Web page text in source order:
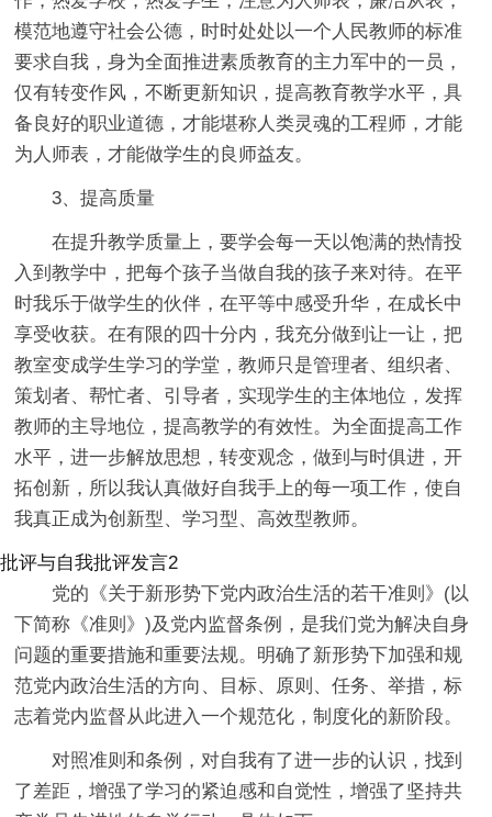
模范地遵守社会公德，时时处处以一个人民教师的标准
要求自我，身为全面推进素质教育的主力军中的一员，
仅有转变作风，不断更新知识，提高教育教学水平，具
备良好的职业道德，才能堪称人类灵魂的工程师，才能
为人师表，才能做学生的良师益友。
3、提高质量
在提升教学质量上，要学会每一天以饱满的热情投
入到教学中，把每个孩子当做自我的孩子来对待。在平
时我乐于做学生的伙伴，在平等中感受升华，在成长中
享受收获。在有限的四十分内，我充分做到让一让，把
教室变成学生学习的学堂，教师只是管理者、组织者、
策划者、帮忙者、引导者，实现学生的主体地位，发挥
教师的主导地位，提高教学的有效性。为全面提高工作
水平，进一步解放思想，转变观念，做到与时俱进，开
拓创新，所以我认真做好自我手上的每一项工作，使自
我真正成为创新型、学习型、高效型教师。
批评与自我批评发言2
党的《关于新形势下党内政治生活的若干准则》(以
下简称《准则》)及党内监督条例，是我们党为解决自身
问题的重要措施和重要法规。明确了新形势下加强和规
范党内政治生活的方向、目标、原则、任务、举措，标
志着党内监督从此进入一个规范化，制度化的新阶段。
对照准则和条例，对自我有了进一步的认识，找到
了差距，增强了学习的紧迫感和自觉性，增强了坚持共